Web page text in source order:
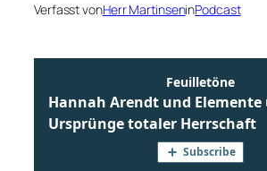
Verfasst vonHerr MartinseninPodcast